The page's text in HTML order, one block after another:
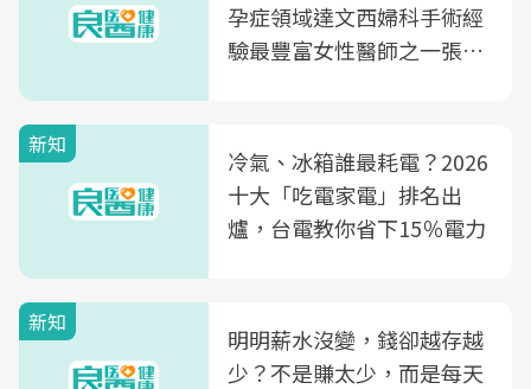
孕症領域達文西婦科手術經
驗最豐富女性醫師之一張永
光田醫院建構360度女性健
康照護生態圈
新知
冷氣、冰箱誰最耗電？2026
十大「吃電家電」排名出
爐，台電教你省下15％電力
新知
明明薪水沒變，錢卻越存越
少？不是賺太少，而是每天